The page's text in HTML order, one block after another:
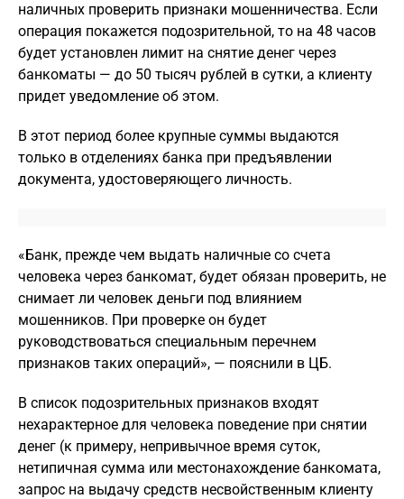
наличных проверить признаки мошенничества. Если
операция покажется подозрительной, то на 48 часов
будет установлен лимит на снятие денег через
банкоматы — до 50 тысяч рублей в сутки, а клиенту
придет уведомление об этом.
В этот период более крупные суммы выдаются
только в отделениях банка при предъявлении
документа, удостоверяющего личность.
«Банк, прежде чем выдать наличные со счета
человека через банкомат, будет обязан проверить, не
снимает ли человек деньги под влиянием
мошенников. При проверке он будет
руководствоваться специальным перечнем
признаков таких операций», — пояснили в ЦБ.
В список подозрительных признаков входят
нехарактерное для человека поведение при снятии
денег (к примеру, непривычное время суток,
нетипичная сумма или местонахождение банкомата,
запрос на выдачу средств несвойственным клиенту